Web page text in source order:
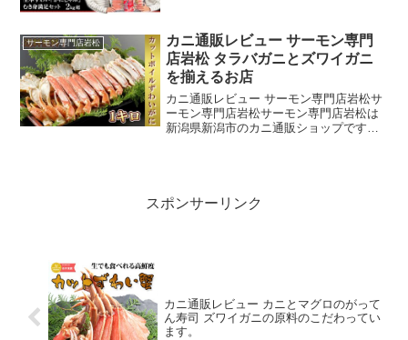
量仕入れしています。アラスカ産バルダ
イ種のズワイガニ...
サーモン専門店岩松
カニ通販レビュー サーモン専門
店岩松 タラバガニとズワイガニ
を揃えるお店
カニ通販レビュー サーモン専門店岩松サ
ーモン専門店岩松サーモン専門店岩松は
新潟県新潟市のカニ通販ショップです、
スポンサーリンク
カニ通販レビュー カニとマグロのがって
ん寿司 ズワイガニの原料のこだわってい
ます。